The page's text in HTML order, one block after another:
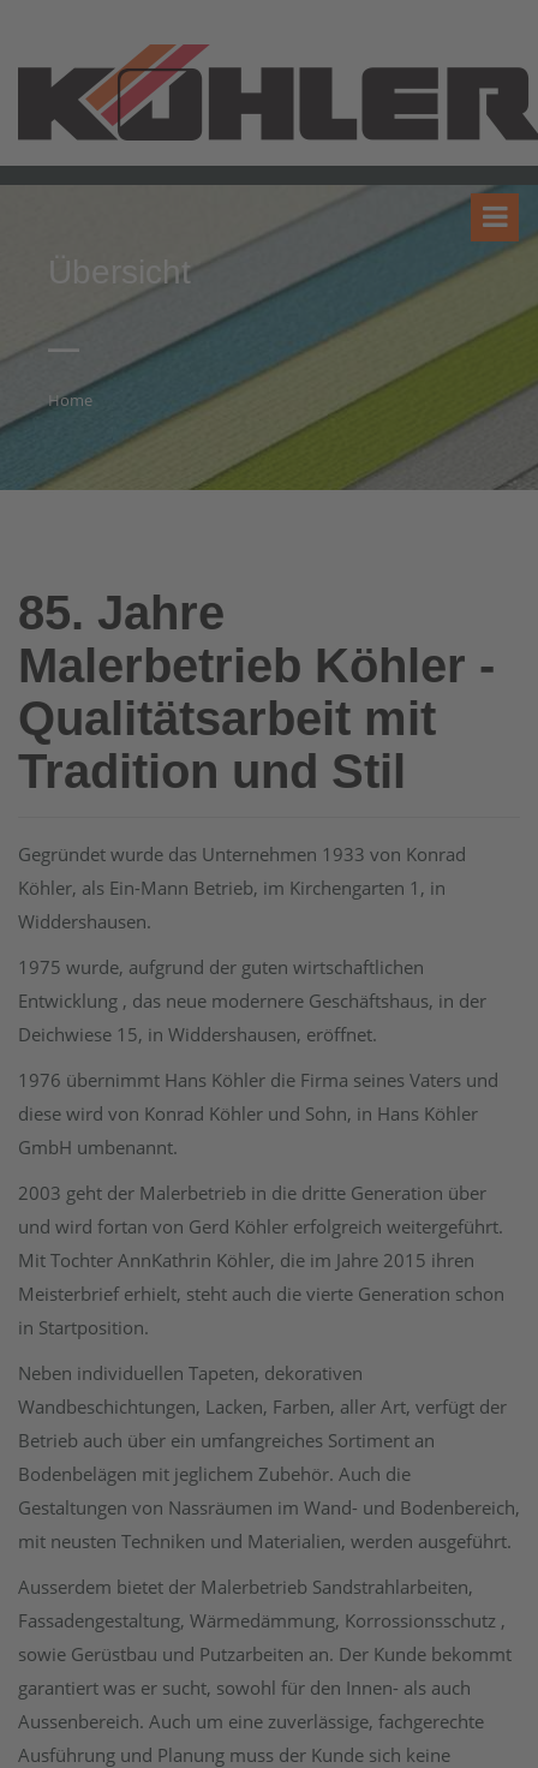
Übersicht
Home
85. Jahre
Malerbetrieb Köhler -
Qualitätsarbeit mit
Tradition und Stil
Gegründet wurde das Unternehmen 1933 von Konrad
Köhler, als Ein-Mann Betrieb, im Kirchengarten 1, in
Widdershausen.
1975 wurde, aufgrund der guten wirtschaftlichen
Entwicklung , das neue modernere Geschäftshaus, in der
Deichwiese 15, in Widdershausen, eröffnet.
1976 übernimmt Hans Köhler die Firma seines Vaters und
diese wird von Konrad Köhler und Sohn, in Hans Köhler
GmbH umbenannt.
2003 geht der Malerbetrieb in die dritte Generation über
und wird fortan von Gerd Köhler erfolgreich weitergeführt.
Mit Tochter AnnKathrin Köhler, die im Jahre 2015 ihren
Meisterbrief erhielt, steht auch die vierte Generation schon
in Startposition.
Neben individuellen Tapeten, dekorativen
Wandbeschichtungen, Lacken, Farben, aller Art, verfügt der
Betrieb auch über ein umfangreiches Sortiment an
Bodenbelägen mit jeglichem Zubehör. Auch die
Gestaltungen von Nassräumen im Wand- und Bodenbereich,
mit neusten Techniken und Materialien, werden ausgeführt.
Ausserdem bietet der Malerbetrieb Sandstrahlarbeiten,
Fassadengestaltung, Wärmedämmung, Korrossionsschutz ,
sowie Gerüstbau und Putzarbeiten an. Der Kunde bekommt
garantiert was er sucht, sowohl für den Innen- als auch
Aussenbereich. Auch um eine zuverlässige, fachgerechte
Ausführung und Planung muss der Kunde sich keine